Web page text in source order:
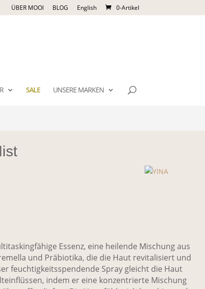
ÜBER MOOI BLOG English 0-Artikel
SALE UNSERE MARKEN
Essenz, eine heilende Mischung aus
und Präbiotika, die die Haut revitalisiert und
feuchtigkeitsspendende Spray gleicht die Haut
indem er eine konzentrierte Mischung